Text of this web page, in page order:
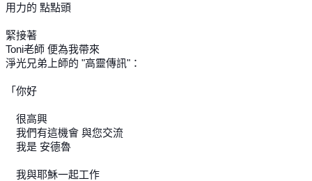
用力的 點點頭
緊接著
Toni老師 便為我帶來
淨光兄弟上師的 "高靈傳訊"：
「你好
很高興
我們有這機會 與您交流
我是 安德魯
我與耶穌一起工作